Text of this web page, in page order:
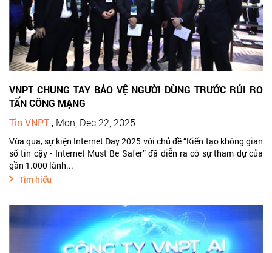
VNPT CHUNG TAY BẢO VỆ NGƯỜI DÙNG TRƯỚC RỦI RO
TẤN CÔNG MẠNG
Tin VNPT , Mon, Dec 22, 2025
Vừa qua, sự kiện Internet Day 2025 với chủ đề “Kiến tạo không gian
số tin cậy - Internet Must Be Safer” đã diễn ra có sự tham dự của
gần 1.000 lãnh...
Tìm hiểu